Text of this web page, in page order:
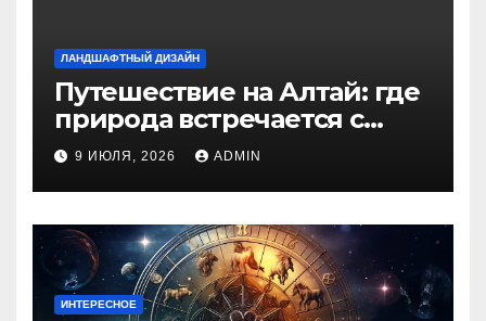
ЛАНДШАФТНЫЙ ДИЗАЙН
Путешествие на Алтай: где
природа встречается с
духом приключений
9 ИЮЛЯ, 2026 ADMIN
ИНТЕРЕСНОЕ